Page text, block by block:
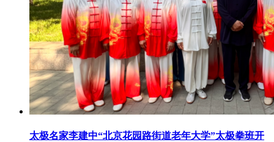
太极名家李建中“北京花园路街道老年大学”太极拳班开